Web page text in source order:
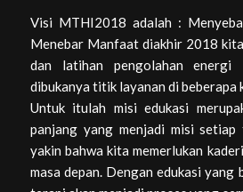
Visi MTHI2018 adalah :
Menebar Manfaat diakhir 2018
dan latihan pengolahan energi
dibukanya titik layanan di beberapa
Untuk itulah misi edukasi
panjang yang menjadi misi setiap
yakin bahwa kita memerlukan
masa depan. Dengan edukasi yang